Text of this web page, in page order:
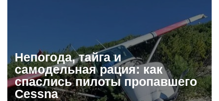
Непогода, тайга и
самодельная рация: как
спаслись пилоты пропавшего
Cessna